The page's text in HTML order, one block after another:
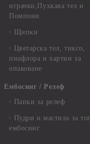
играчки,Пухкава тел и
Помпони
Щипки
Цветарска тел, тиксо,
пиафлора и хартии за
опаковане
Ембосинг / Релеф
Папки за релеф
Пудри и мастила за
ембосинг